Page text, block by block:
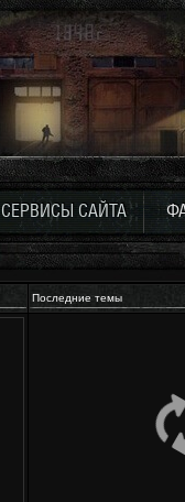
СЕРВИСЫ САЙТА
Последние темы